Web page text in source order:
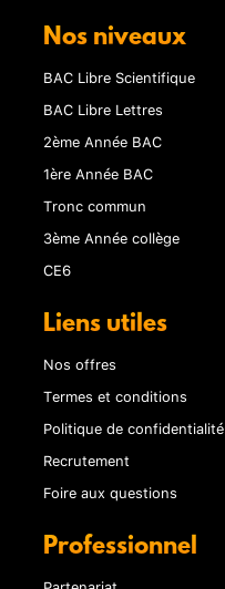
Nos niveaux
BAC Libre Scientifique
BAC Libre Lettres
2ème Année BAC
1ère Année BAC
Tronc commun
3ème Année collège
CE6
Liens utiles
Nos offres
Termes et conditions
Politique de confidentialité
Recrutement
Foire aux questions
Professionnel